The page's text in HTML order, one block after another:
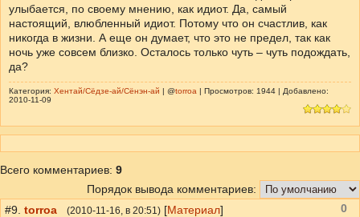
улыбается, по своему мнению, как идиот. Да, самый
настоящий, влюбленный идиот. Потому что он счастлив, как
никогда в жизни. А еще он думает, что это не предел, так как
ночь уже совсем близко. Осталось только чуть – чуть подождать,
да?
Категория: Хентай/Сёдзе-ай/Сёнэн-ай | @torroa | Просмотров: 1944 | Добавлено:
2010-11-09
Всего комментариев: 9
Порядок вывода комментариев:
#9. torroa (2010-11-16 , в 20:51) [Материал]
0